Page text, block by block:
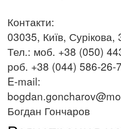
Контакти:
03035, Київ, Сурікова,
Тел.: моб. +38 (050)
роб. +38 (044) 586-26-
E-mail:
Богдан Гончаров